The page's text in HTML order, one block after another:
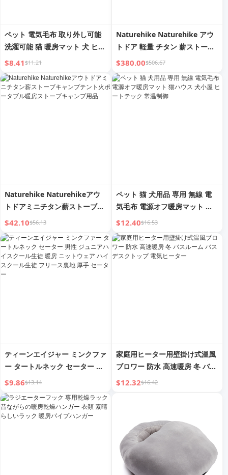
ペット 電気毛布 取り外し可能
洗濯可能 猫 暖房マット 犬 ヒー
ター 温度制御 恒温 タイミング
小型 暖房巣
$8.41$11.21
Naturehike Naturehike アウ
トドア 軽量 チタン 薪ストーブ
ポータブル 暖房 キャンプ スト
ーブ キャンプ 燃焼 ストーブ 焚
き火台
$380.00$506.67
Naturehike Naturehikeアウ
トドアミニチタン薪ストーブキ
ャンプテント火ポータブル暖房
ストーブキャンプ用品
$42.10$56.13
ペット 猫 犬用品 専用 無線 電
気毛布 電源オフ暖房マット 猫
ハウス 犬小屋 ヒートテック 常
温制御
$12.40$16.53
ティーンエイジャー ミンクファ
ー タートルネック セーター 男
性 ジュニアハイスクール生徒
暖房 ニットウェア ハイスクー
ル生徒 フリース裏地 厚手 セー
ター
$9.86$13.14
家庭用ヒーター用壁掛け式温風
ブロワー 防水 高速暖房 冬 バス
ルーム バス デスクトップ 電気
$12.32$16.42